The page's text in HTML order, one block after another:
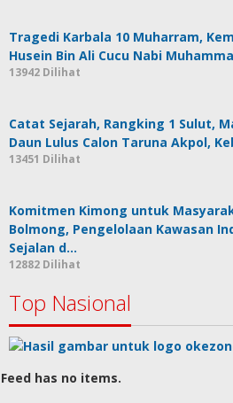
Tragedi Karbala 10 Muharram,
Husein Bin Ali Cucu Nabi
13942 Dilihat
Catat Sejarah, Rangking 1 Sulut,
Daun Lulus Calon Taruna Akpol,
13451 Dilihat
Komitmen Kimong untuk
Bolmong, Pengelolaan Kawasan
Sejalan d…
12882 Dilihat
Top Nasional
Feed has no items.